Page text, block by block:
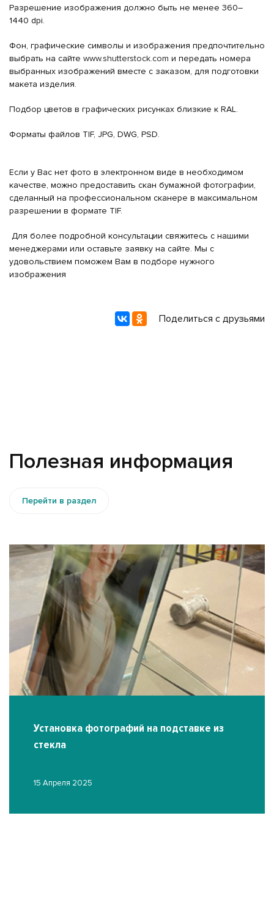
Разрешение изображения должно быть не менее 360–
1440 dpi.
Фон, графические символы и изображения предпочтительно
выбрать на сайте www.shutterstock.com и передать номера
выбранных изображений вместе с заказом, для подготовки
макета изделия.
Подбор цветов в графических рисунках близкие к RAL.
Форматы файлов TIF, JPG, DWG, PSD.
Если у Вас нет фото в электронном виде в необходимом
качестве, можно предоставить скан бумажной фотографии,
сделанный на профессиональном сканере в максимальном
разрешении в формате TIF.
Для более подробной консультации свяжитесь с нашими
менеджерами или оставьте заявку на сайте. Мы с
удовольствием поможем Вам в подборе нужного
изображения
Поделиться с друзьями
Полезная информация
Перейти в раздел
Установка фотографий на подставке из
стекла
15 Апреля 2025